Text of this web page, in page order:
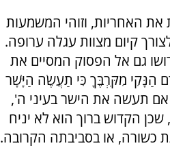
את האחריות, וזוהי המשמעות
קיום מצוות עגלה ערופה.
גם אל הפסוק המסיים את
הַנָּקִי מִקִּרְבֶּךָ כִּי תַעֲשֶׂה הַיָּשָׁר
אם תעשה את הישר בעיני ה',
הקדוש ברוך הוא לא יניח
כשורה, או בסביבתה הקרובה.